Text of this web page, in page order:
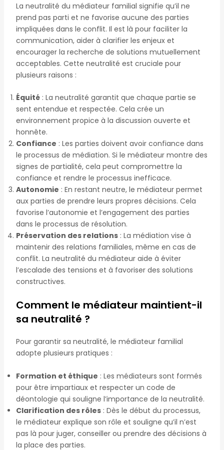
La neutralité du médiateur familial signifie qu’il ne
prend pas parti et ne favorise aucune des parties
impliquées dans le conflit. Il est là pour faciliter la
communication, aider à clarifier les enjeux et
encourager la recherche de solutions mutuellement
acceptables. Cette neutralité est cruciale pour
plusieurs raisons :
Équité: La neutralité garantit que chaque partie se
sent entendue et respectée. Cela crée un
environnement propice à la discussion ouverte et
honnête.
Confiance : Les parties doivent avoir confiance dans
le processus de médiation. Si le médiateur montre des
signes de partialité, cela peut compromettre la
confiance et rendre le processus inefficace.
Autonomie : En restant neutre, le médiateur permet
aux parties de prendre leurs propres décisions. Cela
favorise l’autonomie et l’engagement des parties
dans le processus de résolution.
Préservation des relations: La médiation vise à
maintenir des relations familiales, même en cas de
conflit. La neutralité du médiateur aide à éviter
l’escalade des tensions et à favoriser des solutions
constructives.
Comment le médiateur maintient-il
sa neutralité ?
Pour garantir sa neutralité, le médiateur familial
adopte plusieurs pratiques :
Formation et éthique : Les médiateurs sont formés
pour être impartiaux et respecter un code de
déontologie qui souligne l’importance de la neutralité.
Clarification des rôles: Dès le début du processus,
le médiateur explique son rôle et souligne qu’il n’est
pas là pour juger, conseiller ou prendre des décisions à
la place des parties.